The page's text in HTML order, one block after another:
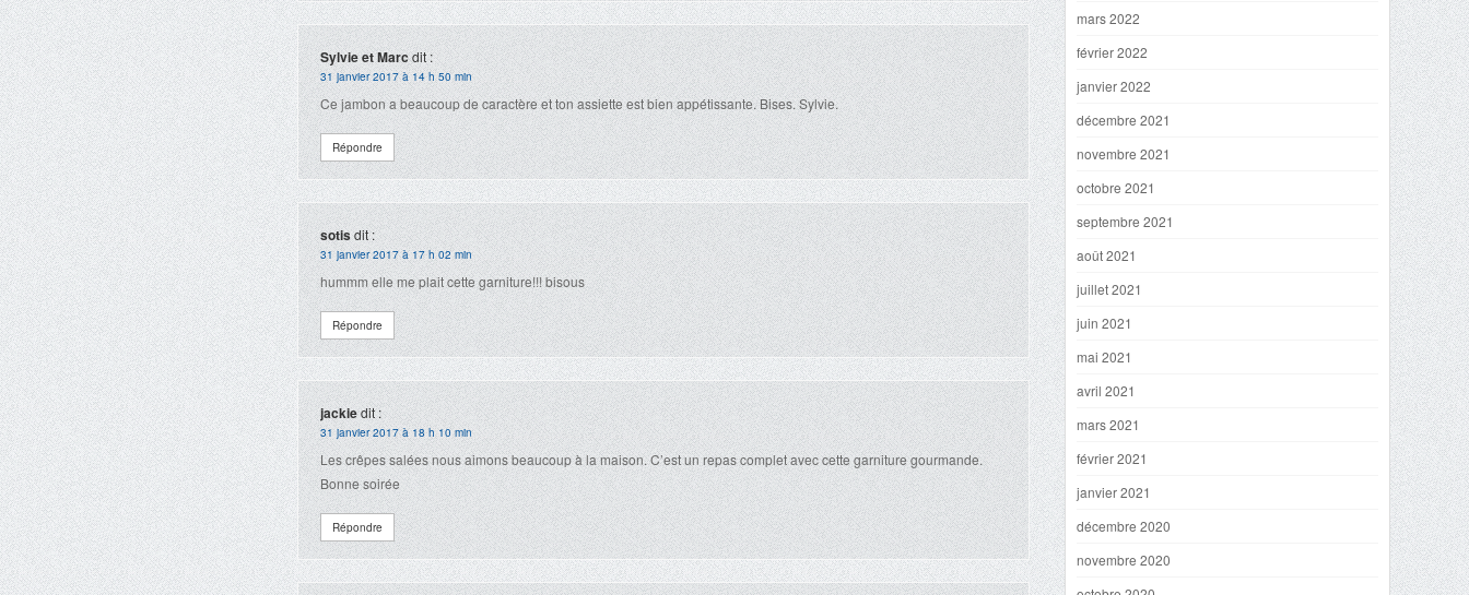
Sylvie et Marcdit :
31 janvier 2017 à 14 h 50 min
Ce jambon a beaucoup de caractère et ton assiette est bien appétissante. Bises. Sylvie.
Répondre
sotisdit :
31 janvier 2017 à 17 h 02 min
hummm elle me plait cette garniture!!! bisous
Répondre
jackiedit :
31 janvier 2017 à 18 h 10 min
Les crêpes salées nous aimons beaucoup à la maison. C’est un repas complet avec cette garniture gourmande.
Bonne soirée
Répondre
mars 2022
février 2022
janvier 2022
décembre 2021
novembre 2021
octobre 2021
septembre 2021
août 2021
juillet 2021
juin 2021
mai 2021
avril 2021
mars 2021
février 2021
janvier 2021
décembre 2020
novembre 2020